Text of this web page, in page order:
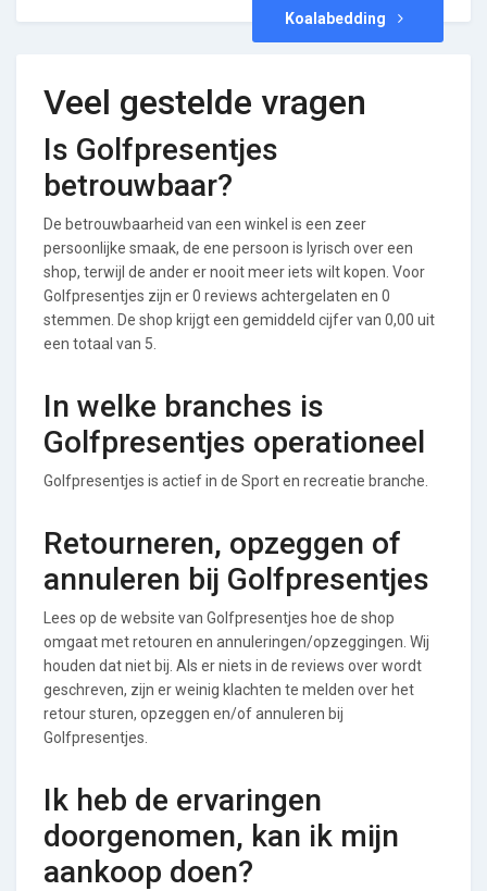
Koalabedding
Veel gestelde vragen
Is Golfpresentjes
betrouwbaar?
De betrouwbaarheid van een winkel is een zeer
persoonlijke smaak, de ene persoon is lyrisch over een
shop, terwijl de ander er nooit meer iets wilt kopen. Voor
Golfpresentjes zijn er 0 reviews achtergelaten en 0
stemmen. De shop krijgt een gemiddeld cijfer van 0,00 uit
een totaal van 5.
In welke branches is
Golfpresentjes operationeel
Golfpresentjes is actief in de Sport en recreatie branche.
Retourneren, opzeggen of
annuleren bij Golfpresentjes
Lees op de website van Golfpresentjes hoe de shop
omgaat met retouren en annuleringen/opzeggingen. Wij
houden dat niet bij. Als er niets in de reviews over wordt
geschreven, zijn er weinig klachten te melden over het
retour sturen, opzeggen en/of annuleren bij
Golfpresentjes.
Ik heb de ervaringen
doorgenomen, kan ik mijn
aankoop doen?